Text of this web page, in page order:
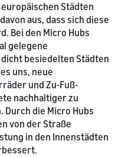
Städten
aus, dass sich diese
Bei den Micro Hubs
gelegene
besiedelten Städten
uns, neue
und Zu-Fuß-
nachhaltiger zu
Durch die Micro Hubs
von der Straße
in den Innenstädten